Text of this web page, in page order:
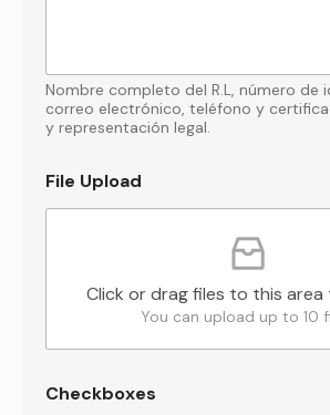
Nombre completo del R.L, número de
correo electrónico, teléfono y
y representación legal.
File Upload
Click or drag files to this area
You can upload up to 10
Checkboxes